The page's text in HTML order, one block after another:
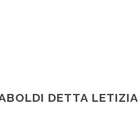
DETTA LETIZIA